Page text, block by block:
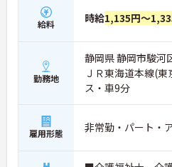
給料 時給1,135円～
勤務地
静岡県 静岡市駿河
ＪＲ東海道本線(
ス・車9分
雇用形態 非常勤・パート・